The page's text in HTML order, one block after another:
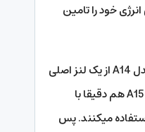
دریافت میکنند. این باتری قابلیت فست شارژ داشته و با آداپتور 25 واتی انرژی خود را تامین
3. در مقایسه قدرت دوربین گوشی A14 و گوشی A15 این اطلاعات موجود می باشد. دوربین مدل A14 از یک لنز اصلی
50 مگاپیکسلی بدون قابلیت فیلم برداری 4K بهره می برد. جالب اینجاست که دوربین اصل مدل A15 هم دقیقا با
هر دو گوشی از یک لنز 13 مگاپیکسلی استفاده میکنند. پس